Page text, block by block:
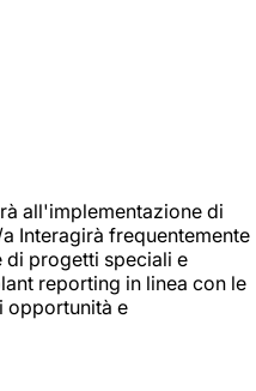
all'implementazione di
Interagirà frequentemente
di progetti speciali e
reporting in linea con le
opportunità e